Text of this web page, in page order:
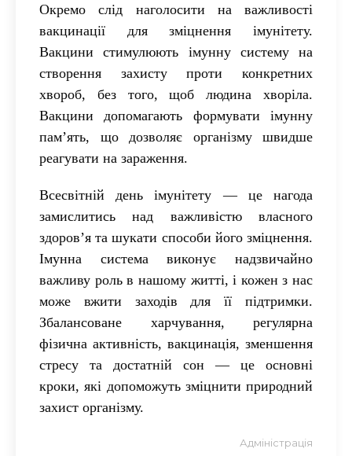
Окремо слід наголосити на важливості
вакцинації для зміцнення імунітету.
Вакцини стимулюють імунну систему на
створення захисту проти конкретних
хвороб, без того, щоб людина хворіла.
Вакцини допомагають формувати імунну
пам’ять, що дозволяє організму швидше
реагувати на зараження.
Всесвітній день імунітету — це нагода
замислитись над важливістю власного
здоров’я та шукати способи його зміцнення.
Імунна система виконує надзвичайно
важливу роль в нашому житті, і кожен з нас
може вжити заходів для її підтримки.
Збалансоване харчування, регулярна
фізична активність, вакцинація, зменшення
стресу та достатній сон — це основні
кроки, які допоможуть зміцнити природний
захист організму.
Адміністрація